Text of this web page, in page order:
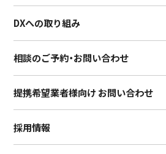
DXへの取り組み
相談のご予約・お問い合わせ
提携希望業者様向け お問い合わせ
採用情報